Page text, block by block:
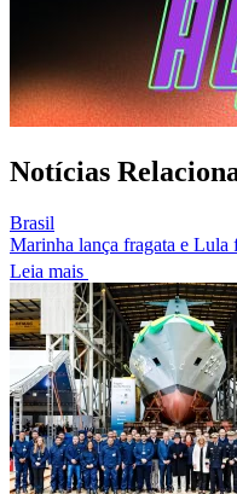
Notícias
Brasil
Marinha lança fragata e Lula
Leia mais